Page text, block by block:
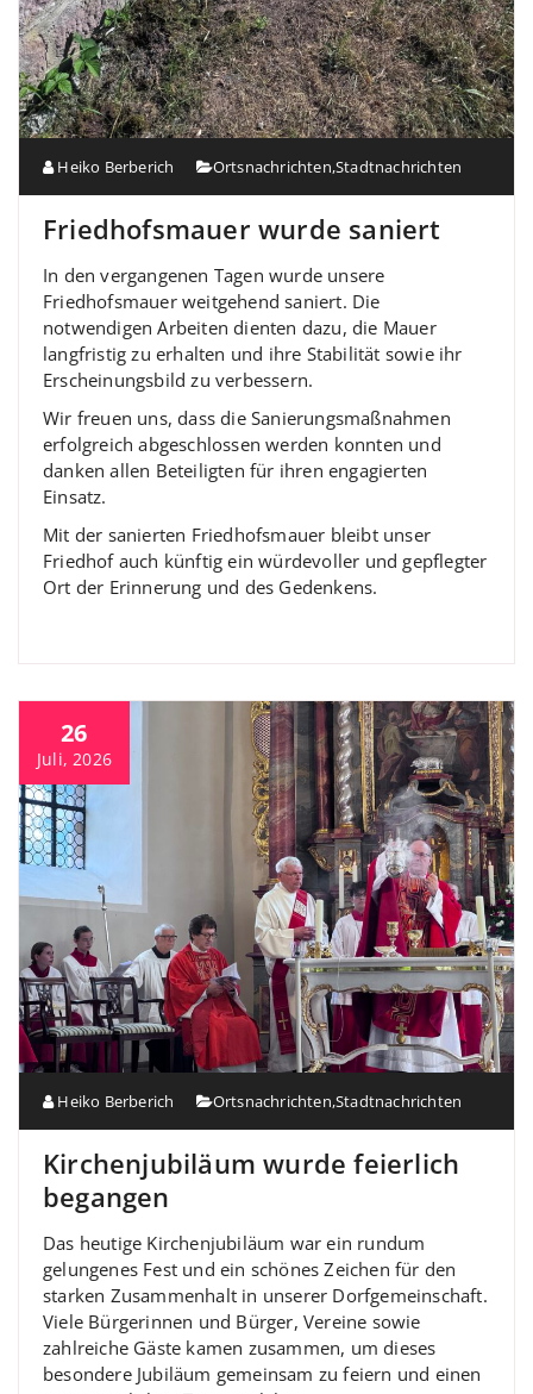
Heiko Berberich Ortsnachrichten,Stadtnachrichten
Friedhofsmauer wurde saniert
In den vergangenen Tagen wurde unsere
Friedhofsmauer weitgehend saniert. Die
notwendigen Arbeiten dienten dazu, die Mauer
langfristig zu erhalten und ihre Stabilität sowie ihr
Erscheinungsbild zu verbessern.
Wir freuen uns, dass die Sanierungsmaßnahmen
erfolgreich abgeschlossen werden konnten und
danken allen Beteiligten für ihren engagierten
Einsatz.
Mit der sanierten Friedhofsmauer bleibt unser
Friedhof auch künftig ein würdevoller und gepflegter
Ort der Erinnerung und des Gedenkens.
26
Juli, 2026
Heiko Berberich Ortsnachrichten,Stadtnachrichten
Kirchenjubiläum wurde feierlich
begangen
Das heutige Kirchenjubiläum war ein rundum
gelungenes Fest und ein schönes Zeichen für den
starken Zusammenhalt in unserer Dorfgemeinschaft.
Viele Bürgerinnen und Bürger, Vereine sowie
zahlreiche Gäste kamen zusammen, um dieses
besondere Jubiläum gemeinsam zu feiern und einen